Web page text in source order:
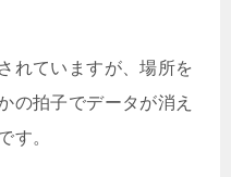
れていますが、場所を
の拍子でデータが消え
す。